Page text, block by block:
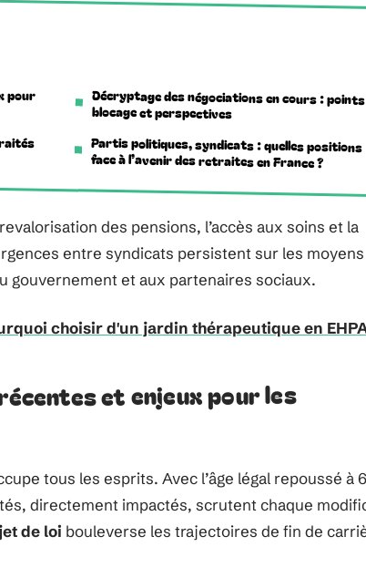
pour Décryptage des négociations en cours :
blocage et perspectives
Partis politiques, syndicats : quelles positions
face à l’avenir des retraites en France ?
des pensions, l’accès aux soins et la
entre syndicats persistent sur les moyens
gouvernement et aux partenaires sociaux.
choisir d'un jardin thérapeutique en
et enjeux pour les
tous les esprits. Avec l’âge légal repoussé à
directement impactés, scrutent chaque
de loi bouleverse les trajectoires de fin de